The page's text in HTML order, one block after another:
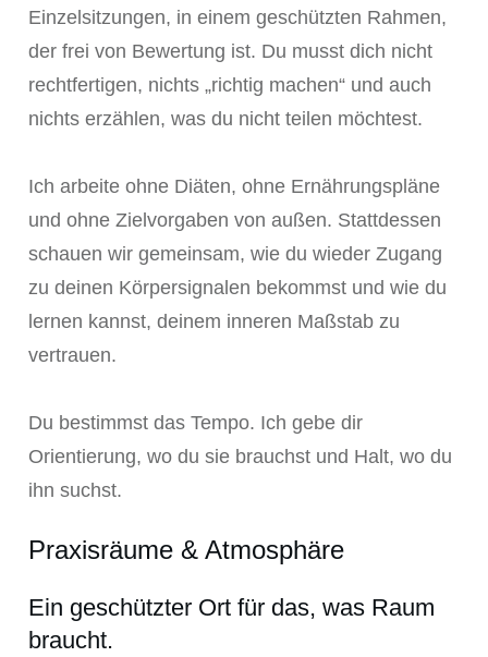
Einzelsitzungen, in einem geschützten Rahmen,
der frei von Bewertung ist. Du musst dich nicht
rechtfertigen, nichts „richtig machen“ und auch
nichts erzählen, was du nicht teilen möchtest.
Ich arbeite ohne Diäten, ohne Ernährungspläne
und ohne Zielvorgaben von außen. Stattdessen
schauen wir gemeinsam, wie du wieder Zugang
zu deinen Körpersignalen bekommst und wie du
lernen kannst, deinem inneren Maßstab zu
vertrauen.
Du bestimmst das Tempo. Ich gebe dir
Orientierung, wo du sie brauchst und Halt, wo du
ihn suchst.
Praxisräume & Atmosphäre
Ein geschützter Ort für das, was Raum
braucht.